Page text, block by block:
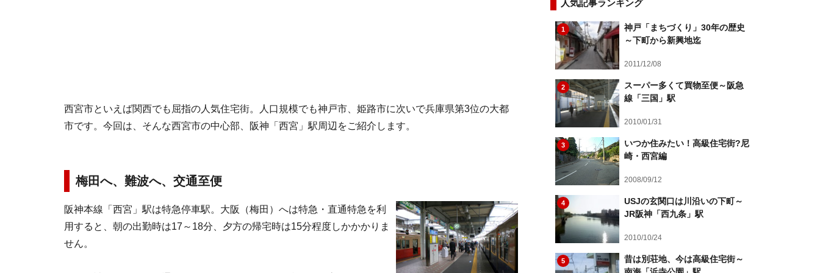
西宮市といえば関西でも屈指の人気住宅街。人口規模でも神戸市、姫路市に次いで兵庫県第3位の大都
市です。今回は、そんな西宮市の中心部、阪神「西宮」駅周辺をご紹介します。
梅田へ、難波へ、交通至便
阪神本線「西宮」駅は特急停車駅。大阪（梅田）へは特急・直通特急を利
用すると、朝の出勤時は17～18分、夕方の帰宅時は15分程度しかかかりま
せん。
人気記事ランキング
1
神戸「まちづくり」30年の歴史
～下町から新興地迄
2011/12/08
2
スーパー多くて買物至便～阪急
線「三国」駅
2010/01/31
3
いつか住みたい！高級住宅街?尼
崎・西宮編
2008/09/12
4
USJの玄関口は川沿いの下町～
JR阪神「西九条」駅
2010/10/24
5
昔は別荘地、今は高級住宅街～